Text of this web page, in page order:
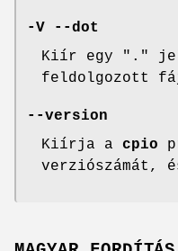
-V --dot
Kiír egy "."
feldolgozott
--version
Kiírja a cpio
verziószámát,